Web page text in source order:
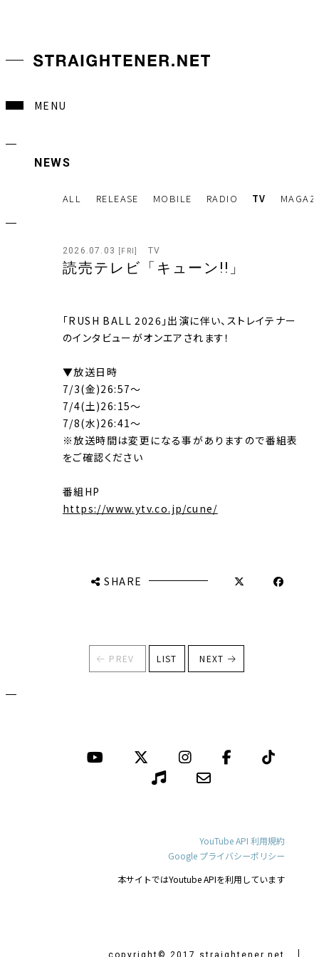
MENU
NEWS
ALL RELEASE MOBILE RADIO TV
2026.07.03 [FRI] TV
読売テレビ「キューン!!」
「RUSH BALL 2026」出演に伴い、ストレイテナー
のインタビューがオンエアされます！
▼放送日時
7/3(金)26:57～
7/4(土)26:15～
7/8(水)26:41～
※放送時間は変更になる事がありますので番組表
をご確認ください
番組HP
https://www.ytv.co.jp/cune/
SHARE
PREV LIST NEXT
YouTube API 利用規約
Google プライバシーポリシー
本サイトではYoutube APIを利用しています
copyright© 2017 straightener.net